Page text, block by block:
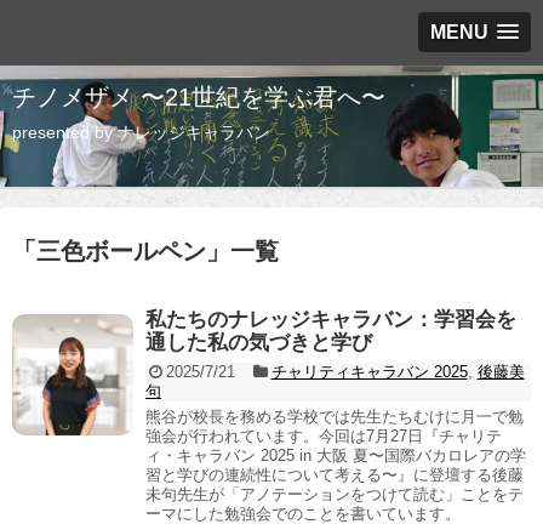
MENU
チノメザメ 〜21世紀を学ぶ君へ〜
presented by ナレッジキャラバン
「 三色ボールペン 」 一覧
私たちのナレッジキャラバン：学習会を
通した私の気づきと学び
2025/7/21 チャリティキャラバン 2025, 後藤美
句
熊谷が校長を務める学校では先生たちむけに月一で勉
強会が行われています。今回は7月27日『チャリテ
ィ・キャラバン 2025 in 大阪 夏〜国際バカロレアの学
習と学びの連続性について考える〜』に登壇する後藤
未句先生が「アノテーションをつけて読む」ことをテ
ーマにした勉強会でのことを書いています。